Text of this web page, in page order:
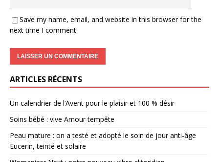
Save my name, email, and website in this browser for the
next time I comment.
ARTICLES RÉCENTS
Un calendrier de l’Avent pour le plaisir et 100 % désir
Soins bébé : vive Amour tempête
Peau mature : on a testé et adopté le soin de jour anti-âge
Eucerin, teinté et solaire